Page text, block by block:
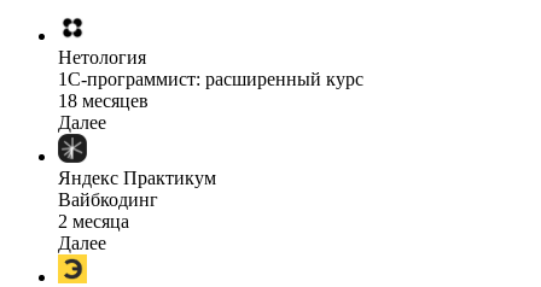
Нетология
1C-программист: расширенный курс
18 месяцев
Далее
Яндекс Практикум
Вайбкодинг
2 месяца
Далее